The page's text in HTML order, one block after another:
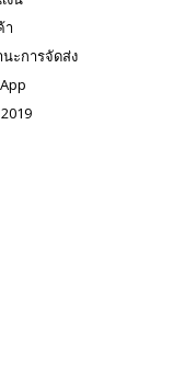
า
ะการจัดส่ง